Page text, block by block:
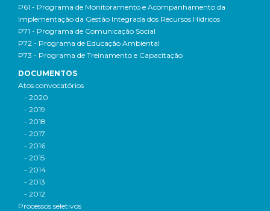
P61 - Programa de Monitoramento e Acompanhamento da
Implementação da Gestão Integrada dos Recursos Hídricos
P71 - Programa de Comunicação Social
P72 - Programa de Educação Ambiental
P73 - Programa de Treinamento e Capacitação
DOCUMENTOS
Atos convocatórios
- 2020
- 2019
- 2018
- 2017
- 2016
- 2015
- 2014
- 2013
- 2012
Processos seletivos